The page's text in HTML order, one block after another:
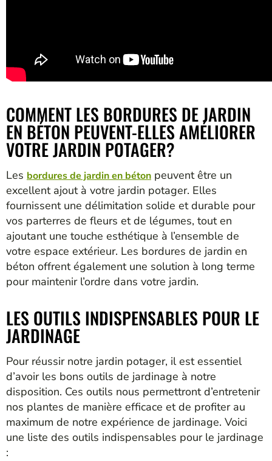
COMMENT LES BORDURES DE JARDIN
EN BÉTON PEUVENT-ELLES AMÉLIORER
VOTRE JARDIN POTAGER?
Les bordures de jardin en béton peuvent être un
excellent ajout à votre jardin potager. Elles
fournissent une délimitation solide et durable pour
vos parterres de fleurs et de légumes, tout en
ajoutant une touche esthétique à l’ensemble de
votre espace extérieur. Les bordures de jardin en
béton offrent également une solution à long terme
pour maintenir l’ordre dans votre jardin.
LES OUTILS INDISPENSABLES POUR LE
JARDINAGE
Pour réussir notre jardin potager, il est essentiel
d’avoir les bons outils de jardinage à notre
disposition. Ces outils nous permettront d’entretenir
nos plantes de manière efficace et de profiter au
maximum de notre expérience de jardinage. Voici
une liste des outils indispensables pour le jardinage
: